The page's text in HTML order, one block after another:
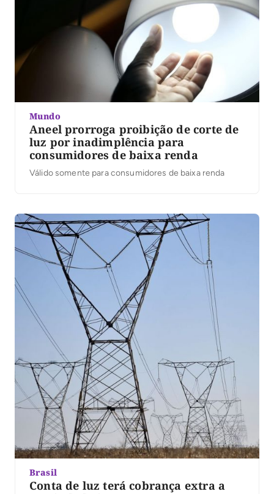
Mundo
Aneel prorroga proibição de corte de
luz por inadimplência para
consumidores de baixa renda
Válido somente para consumidores de baixa renda
Brasil
Conta de luz terá cobrança extra a